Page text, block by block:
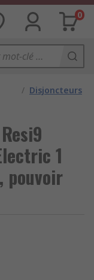
0
/ Disjoncteurs
1
pouvoir